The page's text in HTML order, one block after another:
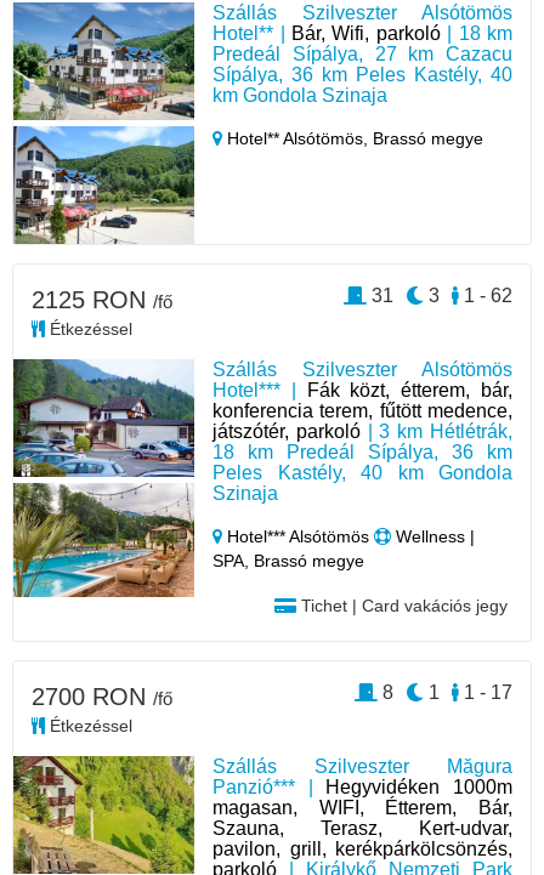
Szállás Szilveszter Alsótömös
Hotel** |
Bár, Wifi, parkoló| 18 km
Predeál Sípálya, 27 km Cazacu
Sípálya, 36 km Peles Kastély, 40
km Gondola Szinaja
Hotel** Alsótömös, Brassó megye
Szállás Szilveszter Alsótömös
Hotel*** |
Fák közt, étterem, bár,
konferencia terem, fűtött medence,
játszótér, parkoló| 3 km Hétlétrák,
18 km Predeál Sípálya, 36 km
Peles Kastély, 40 km Gondola
Szinaja
Hotel*** Alsótömös
Wellness |
SPA, Brassó megye
Tichet | Card vakációs jegy
2125 RON /fő
Étkezéssel
1 - 62
3
31
Szállás Szilveszter Măgura
Panzió*** | Hegyvidéken 1000m
magasan, WIFI, Étterem, Bár,
Szauna, Terasz, Kert-udvar,
pavilon, grill, kerékpárkölcsönzés,
parkoló | Királykő Nemzeti Park
2700 RON /fő
Étkezéssel
1 - 17
1
8